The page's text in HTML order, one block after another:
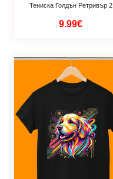
Тениска Голдън Ретривър 2
9.99€